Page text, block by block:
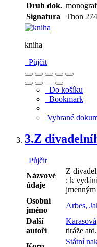
Druh dok.
Signatura
Thon
kniha
Půjčit
Do košíku
Bookmark
Vybrané
3.Z
Půjčit
Názvové
údaje
Z
; k
Osobní
jméno
Arbes,
Další
autoři
tiráže
Státní